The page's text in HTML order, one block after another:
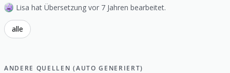
Lisa hat Übersetzung vor 7 Jahren bearbeitet.
alle
ANDERE QUELLEN (AUTO GENERIERT)